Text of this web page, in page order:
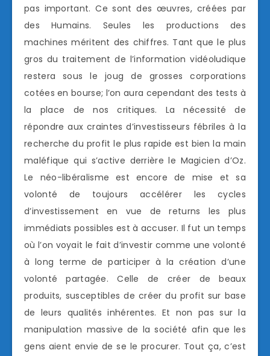
pas important. Ce sont des œuvres, créées par
des Humains. Seules les productions des
machines méritent des chiffres. Tant que le plus
gros du traitement de l’information vidéoludique
restera sous le joug de grosses corporations
cotées en bourse; l’on aura cependant des tests à
la place de nos critiques. La nécessité de
répondre aux craintes d’investisseurs fébriles à la
recherche du profit le plus rapide est bien la main
maléfique qui s’active derrière le Magicien d’Oz.
Le néo-libéralisme est encore de mise et sa
volonté de toujours accélérer les cycles
d’investissement en vue de returns les plus
immédiats possibles est à accuser. Il fut un temps
où l’on voyait le fait d’investir comme une volonté
à long terme de participer à la création d’une
volonté partagée. Celle de créer de beaux
produits, susceptibles de créer du profit sur base
de leurs qualités inhérentes. Et non pas sur la
manipulation massive de la société afin que les
gens aient envie de se le procurer. Tout ça, c’est